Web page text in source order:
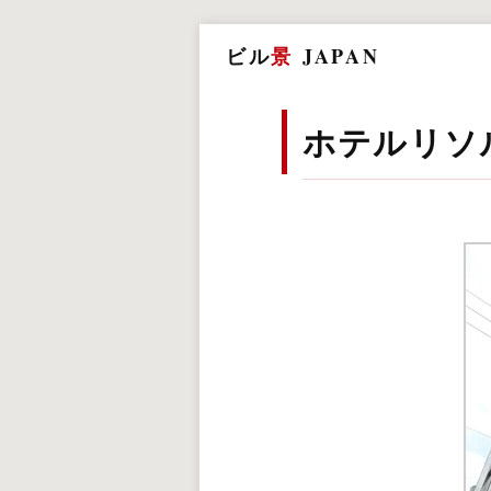
ビル景 JAPAN
ホテルリソ